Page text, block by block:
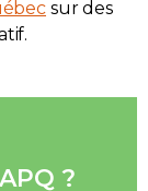
sur des
?